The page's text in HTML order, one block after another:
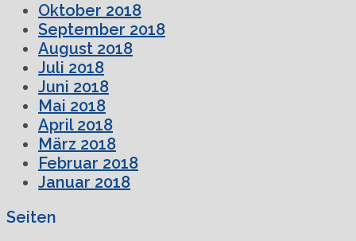
Oktober 2018
September 2018
August 2018
Juli 2018
Juni 2018
Mai 2018
April 2018
März 2018
Februar 2018
Januar 2018
Seiten